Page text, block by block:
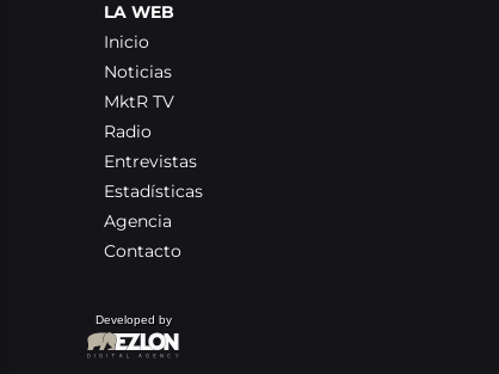
LA WEB
Inicio
Noticias
MktR TV
Radio
Entrevistas
Estadísticas
Agencia
Contacto
Developed by